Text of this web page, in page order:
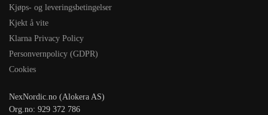
Kjøps- og leveringsbetingelser
Kjekt å vite
Klarna Privacy Policy
Personvernpolicy (GDPR)
Cookies
NexNordic.no (Alokera AS)
Org.no: 929 372 786